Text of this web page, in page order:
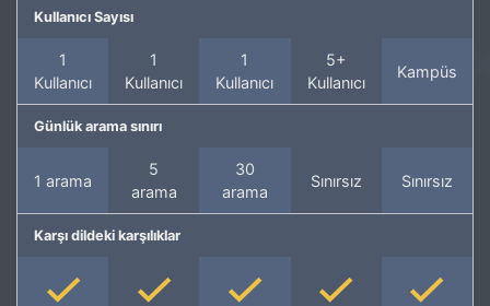
Kullanıcı Sayısı
1
Kullanıcı
1
Kullanıcı
1
Kullanıcı
5+
Kullanıcı
Kampüs
Günlük arama sınırı
1 arama
5
arama
30
arama
Sınırsız Sınırsız
Karşı dildeki karşılıklar